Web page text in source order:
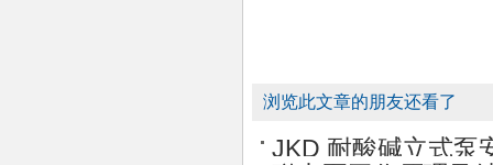
浏览此文章的朋友还看了
JKD 耐酸碱立式泵